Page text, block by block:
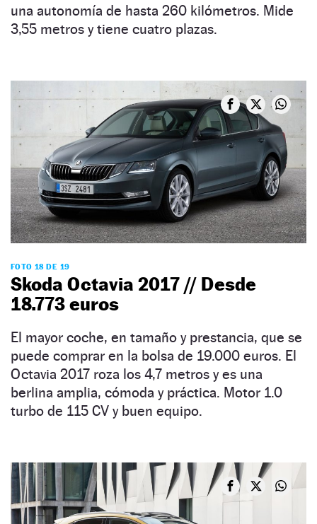
una autonomía de hasta 260 kilómetros. Mide
3,55 metros y tiene cuatro plazas.
FOTO 18 DE 19
Skoda Octavia 2017 // Desde
18.773 euros
El mayor coche, en tamaño y prestancia, que se
puede comprar en la bolsa de 19.000 euros. El
Octavia 2017 roza los 4,7 metros y es una
berlina amplia, cómoda y práctica. Motor 1.0
turbo de 115 CV y buen equipo.